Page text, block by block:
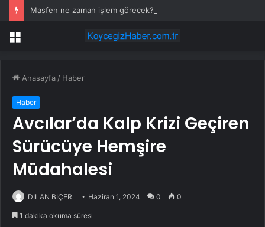
Menü
Anasayfa / Haber
Haber
Avcılar’da Kalp Krizi Geçiren
Sürücüye Hemşire
Müdahalesi
DİLAN BİÇER Haziran 1, 2024 0 0
1 dakika okuma süresi